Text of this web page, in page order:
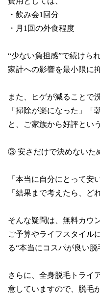
・飲み会1回分
・月1回の外食程度
“少ない負担感”で続けら
家計への影響を最小限に
また、ヒゲが減ることで
「掃除が楽になった」「
と、ご家族から好評とい
③ 安さだけで決めないた
「本当に自分にとって安
「結果まで考えたら、ど
そんな疑問は、無料カウ
ご予算やライフスタイル
る“本当にコスパが良い脱
さらに、全身脱毛トライ
意していますので、脱毛